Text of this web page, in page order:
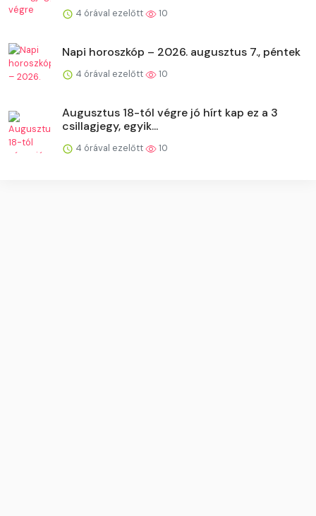
4 órával ezelőtt 10
Napi horoszkóp – 2026. augusztus 7., péntek
4 órával ezelőtt 10
Augusztus 18-tól végre jó hírt kap ez a 3
csillagjegy, egyik...
4 órával ezelőtt 10